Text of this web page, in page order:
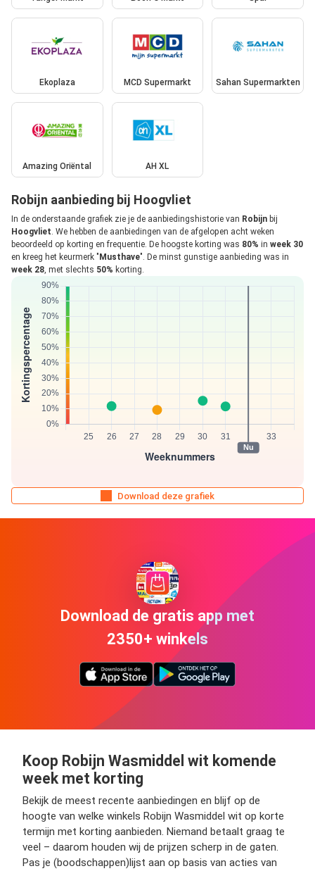
Ekoplaza MCD Supermarkt Sahan Supermarkten
Amazing Oriëntal AH XL
Robijn aanbieding bij Hoogvliet
In de onderstaande grafiek zie je de aanbiedingshistorie van Robijn bij
Hoogvliet. We hebben de aanbiedingen van de afgelopen acht weken
beoordeeld op korting en frequentie. De hoogste korting was 80% in week 30
en kreeg het keurmerk " Musthave". De minst gunstige aanbieding was in
week 28, met slechts 50% korting.
Download deze grafiek
Download de gratis app met
2350+ winkels
Koop Robijn Wasmiddel wit komende
week met korting
Bekijk de meest recente aanbiedingen en blijf op de
hoogte van welke winkels Robijn Wasmiddel wit op korte
termijn met korting aanbieden. Niemand betaalt graag te
veel – daarom houden wij de prijzen scherp in de gaten.
Pas je (boodschappen)lijst aan op basis van acties van